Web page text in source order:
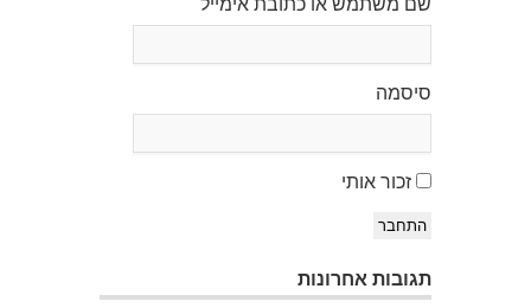
סיסמה
זכור אותי
התחבר
תגובות אחרונות